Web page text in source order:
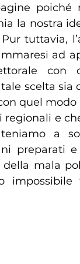
poiché
la nostra
tuttavia,
ad
con
scelta sia
quel
regionali e
a
preparati
della mala
impossibile